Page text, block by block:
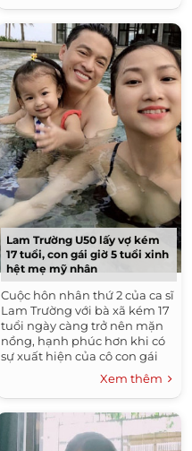
Lam Trường U50 lấy vợ kém
17 tuổi, con gái giờ 5 tuổi xinh
hệt mẹ mỹ nhân
Cuộc hôn nhân thứ 2 của ca sĩ
Lam Trường với bà xã kém 17
tuổi ngày càng trở nên mặn
nồng, hạnh phúc hơn khi có
sự xuất hiện của cô con gái
Tiêu Yên Lam. Kể từ ngày có
thêm con đến nay,...
Xem thêm